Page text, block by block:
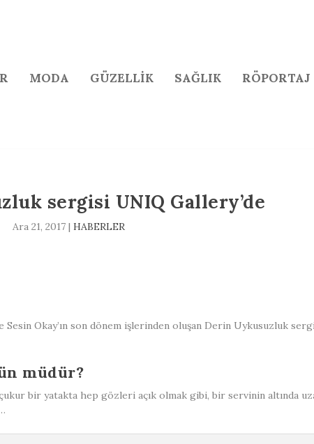
MODA GÜZELLİK SAĞLIK RÖPORTAJ
sergisi UNIQ Gallery’de
Ara 21, 2017 |HABERLER
Okay’ın son dönem işlerinden oluşan Derin Uykusuzluk
müdür?
bir yatakta hep gözleri açık olmak gibi, bir servinin altında